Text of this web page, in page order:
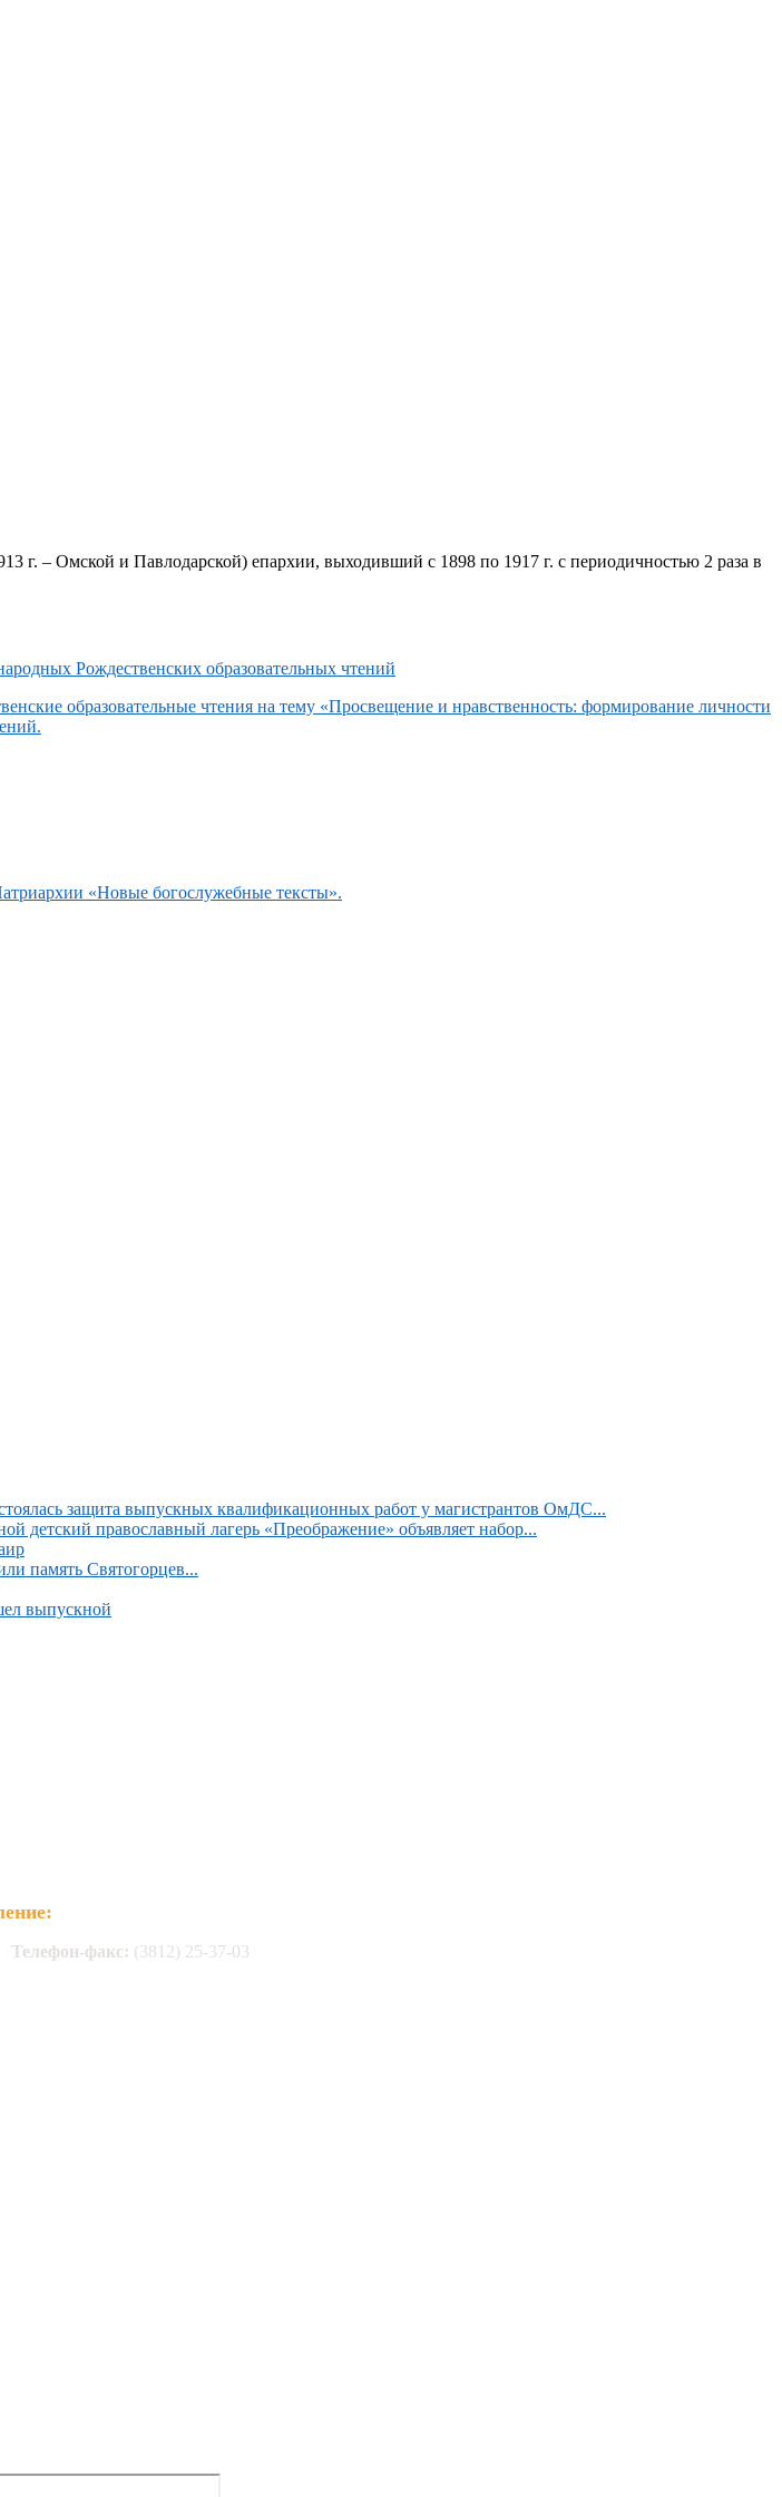
– Омской и Павлодарской) епархии, выходивший с 1898 по 1917 г. с периодичностью 2 раза в
образовательные чтения на тему «Просвещение и нравственность: формирование личности
«Новые богослужебные тексты».
защита выпускных квалификационных работ у магистрантов ОмДС...
детский православный лагерь «Преображение» объявляет набор...
память Святогорцев...
выпускной
Телефон-факс: (3812) 25-37-03